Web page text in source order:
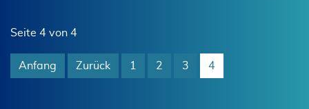
Seite 4 von 4
Anfang Zurück 1 2 3 4